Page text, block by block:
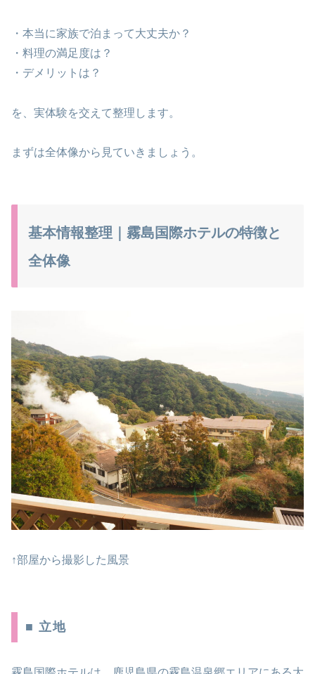
・本当に家族で泊まって大丈夫か？
・料理の満足度は？
・デメリットは？
を、実体験を交えて整理します。
まずは全体像から見ていきましょう。
基本情報整理｜霧島国際ホテルの特徴と
全体像
↑部屋から撮影した風景
■ 立地